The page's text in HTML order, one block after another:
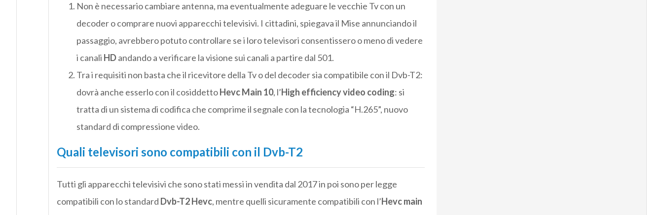
Non è necessario cambiare antenna, ma eventualmente adeguare le vecchie Tv con un
decoder o comprare nuovi apparecchi televisivi. I cittadini, spiegava il Mise annunciando il
passaggio, avrebbero potuto controllare se i loro televisori consentissero o meno di vedere
i canali HDandando a verificare la visione sui canali a partire dal 501.
Tra i requisiti non basta che il ricevitore della Tv o del decoder sia compatibile con il Dvb-T2:
dovrà anche esserlo con il cosiddettoHevc Main 10, l’High efficiency video coding: si
tratta di un sistema di codifica che comprime il segnale con la tecnologia “H.265”, nuovo
standard di compressione video.
Quali televisori sono compatibili con il Dvb-T2
Tutti gli apparecchi televisivi che sono stati messi in vendita dal 2017 in poi sono per legge
compatibili con lo standard Dvb-T2 Hevc, mentre quelli sicuramente compatibili con l’Hevc main